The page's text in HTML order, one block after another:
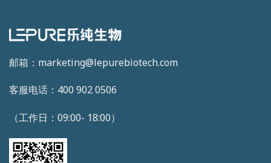
邮箱：marketing@lepurebiotech.com
客服电话：400 902 0506
（工作日：09:00- 18:00）